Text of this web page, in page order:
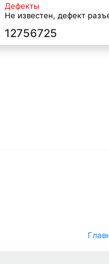
Дефекты
Не известен, дефект
B235E 2.3 Бензин
2006 г.в.
12756725